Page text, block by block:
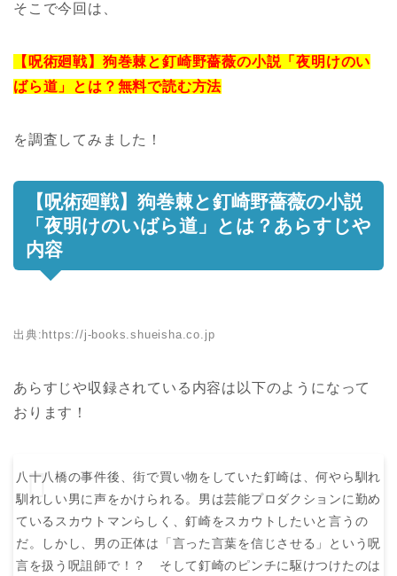
そこで今回は、
【呪術廻戦】狗巻棘と釘崎野薔薇の小説「夜明けのい
ばら道」とは？無料で読む方法
を調査してみました！
【呪術廻戦】狗巻棘と釘崎野薔薇の小説
「夜明けのいばら道」とは？あらすじや
内容
出典: https://j-books.shueisha.co.jp
あらすじや収録されている内容は以下のようになって
おります！
八十八橋の事件後、街で買い物をしていた釘崎は、何やら馴れ
馴れしい男に声をかけられる。男は芸能プロダクションに勤め
ているスカウトマンらしく、釘崎をスカウトしたいと言うの
だ。しかし、男の正体は「言った言葉を信じさせる」という呪
言を扱う呪詛師で！？ そして釘崎のピンチに駆けつけたのは